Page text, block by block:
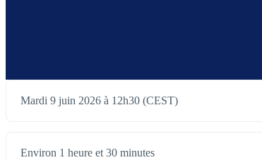
Mardi 9 juin 2026 à 12h30 (CEST)
Environ 1 heure et 30 minutes